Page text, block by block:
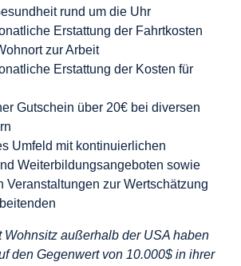
rund um die Uhr
Erstattung der Fahrtkosten
zur Arbeit
Erstattung der Kosten für
Gutschein über 20€ bei diversen
Umfeld mit kontinuierlichen
Weiterbildungsangeboten sowie
Veranstaltungen zur Wertschätzung
Wohnsitz außerhalb der USA haben
den Gegenwert von 10.000$ in ihrer